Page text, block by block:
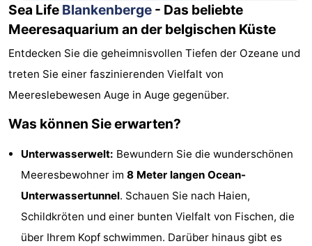
Sehen
tun
Museen
-
Rundfahrten
Bauernhöfe
Sea Life Blankenberge - Das beliebte
Meeresaquarium an der belgischen Küste
Entdecken Sie die geheimnisvollen Tiefen der Ozeane und
treten Sie einer faszinierenden Vielfalt von
Meereslebewesen Auge in Auge gegenüber.
Was können Sie erwarten?
Unterwasserwelt: Bewundern Sie die wunderschönen
Meeresbewohner im 8 Meter langen Ocean-
Unterwassertunnel. Schauen Sie nach Haien,
Schildkröten und einer bunten Vielfalt von Fischen, die
über Ihrem Kopf schwimmen. Darüber hinaus gibt es